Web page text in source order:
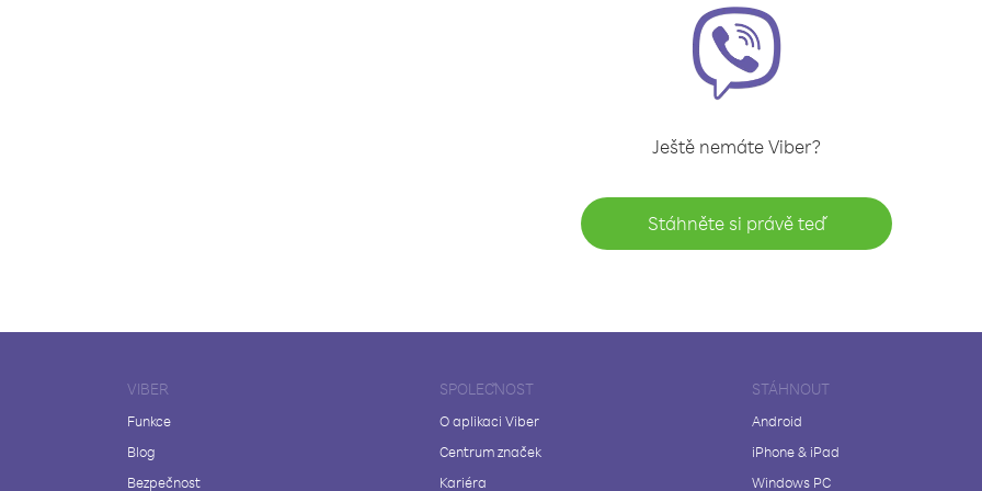
Ještě nemáte Viber?
Stáhněte si právě teď
VIBER
Funkce
Blog
Bezpečnost
SPOLEČNOST
O aplikaci Viber
Centrum značek
Kariéra
STÁHNOUT
Android
iPhone & iPad
Windows PC